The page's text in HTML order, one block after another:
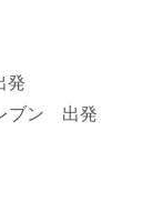
発
ブン 出発